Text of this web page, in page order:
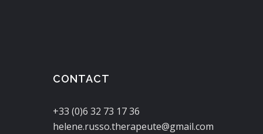
CONTACT
+33 (0)6 32 73 17 36
helene.russo.therapeute@gmail.com